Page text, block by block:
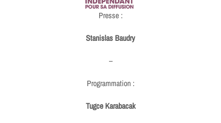
Presse :
Stanislas Baudry
–
Programmation :
Tugce Karabacak